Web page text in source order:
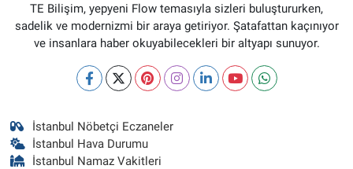
TE Bilişim, yepyeni Flow temasıyla sizleri buluştururken,
sadelik ve modernizmi bir araya getiriyor. Şatafattan kaçınıyor
ve insanlara haber okuyabilecekleri bir altyapı sunuyor.
İstanbul Nöbetçi Eczaneler
İstanbul Hava Durumu
İstanbul Namaz Vakitleri